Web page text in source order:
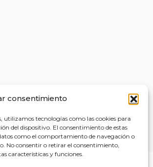
consentimiento
utilizamos tecnologías como las cookies para
del dispositivo. El consentimiento de estas
como el comportamiento de navegación o
No consentir o retirar el consentimiento,
características y funciones.